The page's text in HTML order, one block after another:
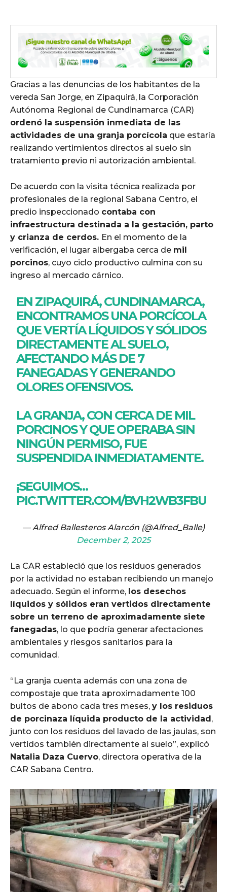
Gracias a las denuncias de los habitantes de la
vereda San Jorge, en Zipaquirá, la Corporación
Autónoma Regional de Cundinamarca (CAR)
ordenó la suspensión inmediata de las
actividades de una granja porcícola que estaría
realizando vertimientos directos al suelo sin
tratamiento previo ni autorización ambiental.
De acuerdo con la visita técnica realizada por
profesionales de la regional Sabana Centro, el
predio inspeccionado contaba con
infraestructura destinada a la gestación, parto
y crianza de cerdos. En el momento de la
verificación, el lugar albergaba cerca de mil
porcinos, cuyo ciclo productivo culmina con su
ingreso al mercado cárnico.
EN ZIPAQUIRÁ, CUNDINAMARCA,
ENCONTRAMOS UNA PORCÍCOLA
QUE VERTÍA LÍQUIDOS Y SÓLIDOS
DIRECTAMENTE AL SUELO,
AFECTANDO MÁS DE 7
FANEGADAS Y GENERANDO
OLORES OFENSIVOS.
LA GRANJA, CON CERCA DE MIL
PORCINOS Y QUE OPERABA SIN
NINGÚN PERMISO, FUE
SUSPENDIDA INMEDIATAMENTE.
¡SEGUIMOS…
PIC.TWITTER.COM/BVH2WB3FBU
— Alfred Ballesteros Alarcón (@Alfred_Balle)
December 2, 2025
La CAR estableció que los residuos generados
por la actividad no estaban recibiendo un manejo
adecuado. Según el informe, los desechos
líquidos y sólidos eran vertidos directamente
sobre un terreno de aproximadamente siete
fanegadas, lo que podría generar afectaciones
ambientales y riesgos sanitarios para la
comunidad.
“La granja cuenta además con una zona de
compostaje que trata aproximadamente 100
bultos de abono cada tres meses, y los residuos
de porcinaza líquida producto de la actividad,
junto con los residuos del lavado de las jaulas, son
vertidos también directamente al suelo”, explicó
Natalia Daza Cuervo, directora operativa de la
CAR Sabana Centro.